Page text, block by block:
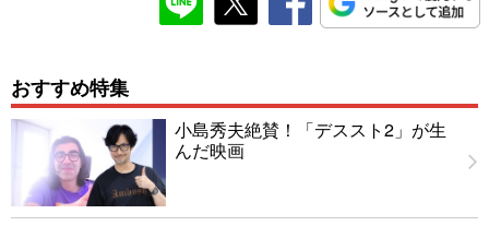
おすすめ特集
小島秀夫絶賛！「デススト2」が生
んだ映画